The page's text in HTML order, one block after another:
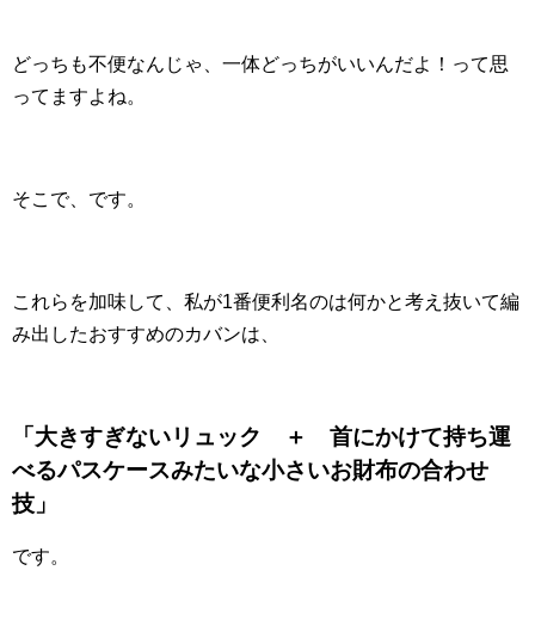
どっちも不便なんじゃ、一体どっちがいいんだよ！って思
ってますよね。
そこで、です。
これらを加味して、私が1番便利名のは何かと考え抜いて編
み出したおすすめのカバンは、
「大きすぎないリュック ＋ 首にかけて持ち運
べるパスケースみたいな小さいお財布の合わせ
技」
です。